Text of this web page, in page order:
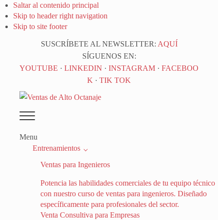
Saltar al contenido principal
Skip to header right navigation
Skip to site footer
SUSCRÍBETE AL NEWSLETTER: AQUÍ
SÍGUENOS EN:
YOUTUBE · LINKEDIN · INSTAGRAM · FACEBOO
K · TIK TOK
Ventas
Alto
Octanaje
Menu
Menu
Entrenamientos
Ventas para Ingenieros
Potencia las habilidades comerciales de tu equipo técnico
con nuestro curso de ventas para ingenieros. Diseñado
específicamente para profesionales del sector.
Venta Consultiva para Empresas